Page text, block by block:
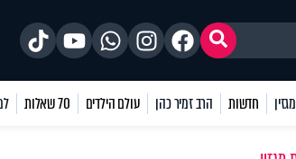
מגזין חדשות הרב זמיר כהן עולם הילדים 70 שאלות